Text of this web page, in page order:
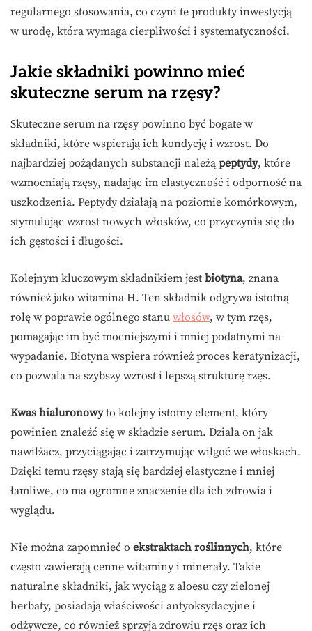
regularnego stosowania, co czyni te produkty inwestycją
w urodę, która wymaga cierpliwości i systematyczności.
Jakie składniki powinno mieć
skuteczne serum na rzęsy?
Skuteczne serum na rzęsy powinno być bogate w
składniki, które wspierają ich kondycję i wzrost. Do
najbardziej pożądanych substancji należą peptydy, które
wzmocniają rzęsy, nadając im elastyczność i odporność na
uszkodzenia. Peptydy działają na poziomie komórkowym,
stymulując wzrost nowych włosków, co przyczynia się do
ich gęstości i długości.
Kolejnym kluczowym składnikiem jest biotyna, znana
również jako witamina H. Ten składnik odgrywa istotną
rolę w poprawie ogólnego stanu włosów, w tym rzęs,
pomagając im być mocniejszymi i mniej podatnymi na
wypadanie. Biotyna wspiera również proces keratynizacji,
co pozwala na szybszy wzrost i lepszą strukturę rzęs.
Kwas hialuronowyto kolejny istotny element, który
powinien znaleźć się w składzie serum. Działa on jak
nawilżacz, przyciągając i zatrzymując wilgoć we włoskach.
Dzięki temu rzęsy stają się bardziej elastyczne i mniej
łamliwe, co ma ogromne znaczenie dla ich zdrowia i
wyglądu.
Nie można zapomnieć o ekstraktach roślinnych, które
często zawierają cenne witaminy i minerały. Takie
naturalne składniki, jak wyciąg z aloesu czy zielonej
herbaty, posiadają właściwości antyoksydacyjne i
odżywcze, co również sprzyja zdrowiu rzęs oraz ich